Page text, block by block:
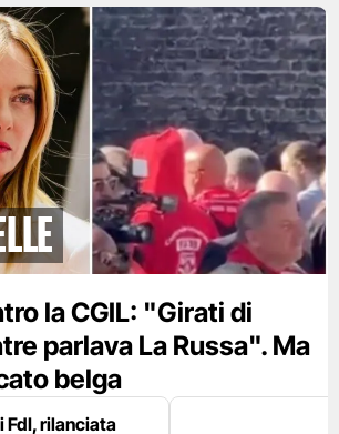
la CGIL: "Girati di
parlava La Russa". Ma
belga
FdI, rilanciata